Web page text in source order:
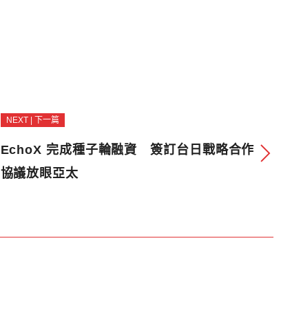
NEXT | 下一篇
EchoX 完成種子輪融資 簽訂台日戰略合作
協議放眼亞太